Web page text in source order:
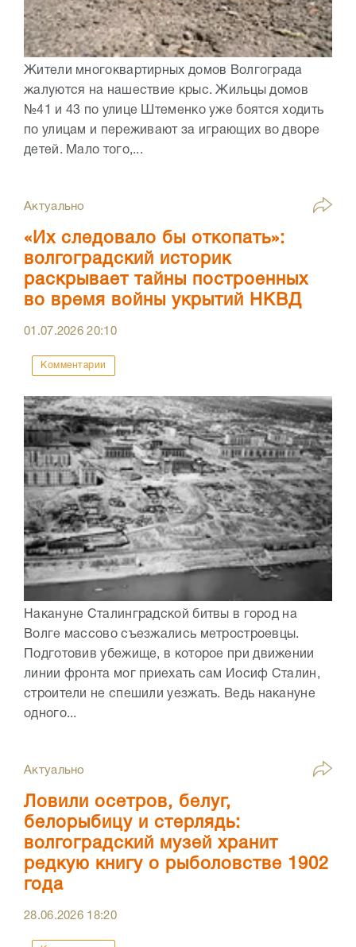
Жители многоквартирных домов Волгограда
жалуются на нашествие крыс. Жильцы домов
№41 и 43 по улице Штеменко уже боятся ходить
по улицам и переживают за играющих во дворе
детей. Мало того,...
Актуально
«Их следовало бы откопать»:
волгоградский историк
раскрывает тайны построенных
во время войны укрытий НКВД
01.07.202620:10
Комментарии
Накануне Сталинградской битвы в город на
Волге массово съезжались метростроевцы.
Подготовив убежище, в которое при движении
линии фронта мог приехать сам Иосиф Сталин,
строители не спешили уезжать. Ведь накануне
одного...
Актуально
Ловили осетров, белуг,
белорыбицу и стерлядь:
волгоградский музей хранит
редкую книгу о рыболовстве 1902
года
28.06.2026 18:20